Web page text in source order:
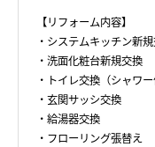
【リフォーム内容】
・システムキッチン新
・洗面化粧台新規交換
・トイレ交換（シャワー
・玄関サッシ交換
・給湯器交換
・フローリング張替え